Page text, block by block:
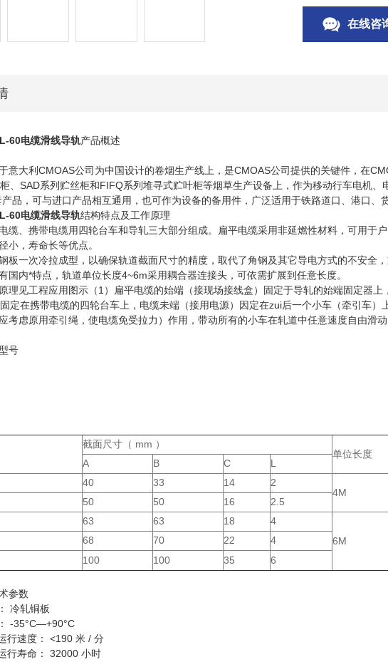
在线咨
60电缆滑线导轨产品概述
意大利CMOAS公司为中国设计的卷烟生产线上，是CMOAS公司提供的关键件，在
、SAD系列贮丝柜和FIFQ系列堆寻式贮叶柜等烟草生产设备上，作为移动行车电机
品，可与进口产品相互通用，也可作为设备的备用件，广泛适用于铁路道口、港口、
60电缆滑线导轨结构特点及工作原理
缆、携带电缆用四轮台车和导轧三大部分组成。扁平电缆采用非延燃性材料，可用于
小，寿命长等优点。
板一次冷拉成型，以确保轨道截面尺寸的精度，取代了角钢及其它导电方式的不安全
国内*特点，轨道单位长度4~6m采用耦合器连接头，可依需扩展到任意长度。
理见工程应用图示（1）扁平电缆的始端（接现场接线盒）固定于导轧的始端固定器
定在携带电缆的四轮台车上，电缆未端（接用电源）因定在zui后一个小车（牵引车
考虑原用牵引绳，使电缆免受拉力）作用，带动所有的小车在轧道中任意速度自由滑
号
截面尺寸（ mm ）
单位长度
A
B C
L
40 33 14
2
4M
50 50 16 2.5
63 63 18
4
6M
68 70 22 4
100 100 35 6
参数
冷轧铜板
-35°C—+90°C
行速度： <190 米 / 分
行寿命： 32000 小时